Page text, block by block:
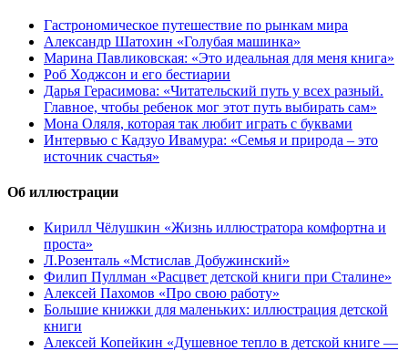
Гастрономическое путешествие по рынкам мира
Александр Шатохин «Голубая машинка»
Марина Павликовская: «Это идеальная для меня книга»
Роб Ходжсон и его бестиарии
Дарья Герасимова: «Читательский путь у всех разный.
Главное, чтобы ребенок мог этот путь выбирать сам»
Мона Оляля, которая так любит играть с буквами
Интервью с Кадзуо Ивамура: «Семья и природа – это
источник счастья»
Об иллюстрации
Кирилл Чёлушкин «Жизнь иллюстратора комфортна и
проста»
Л.Розенталь «Мстислав Добужинский»
Филип Пуллман «Расцвет детской книги при Сталине»
Алексей Пахомов «Про свою работу»
Большие книжки для маленьких: иллюстрация детской
книги
Алексей Копейкин «Душевное тепло в детской книге —